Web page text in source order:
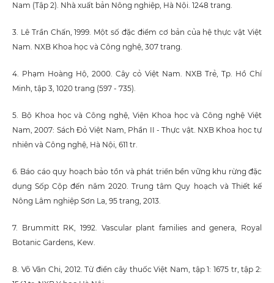
Nam (Tập 2). Nhà xuất bản Nông nghiệp, Hà Nội. 1248 trang.
3. Lê Trần Chấn, 1999. Một số đặc điểm cơ bản của hệ thực vật Việt
Nam. NXB Khoa học và Công nghệ, 307 trang.
4. Phạm Hoàng Hộ, 2000. Cây cỏ Việt Nam. NXB Trẻ, Tp. Hồ Chí
Minh, tập 3, 1020 trang (597 - 735).
5. Bộ Khoa học và Công nghệ, Viện Khoa học và Công nghệ Việt
Nam, 2007: Sách Đỏ Việt Nam, Phần II - Thực vật. NXB Khoa học tự
nhiên và Công nghệ, Hà Nội, 611 tr.
6. Báo cáo quy hoạch bảo tồn và phát triển bền vững khu rừng đặc
dụng Sốp Cộp đến năm 2020. Trung tâm Quy hoạch và Thiết kế
Nông Lâm nghiệp Sơn La, 95 trang, 2013.
7. Brummitt RK, 1992. Vascular plant families and genera, Royal
Botanic Gardens, Kew.
8. Võ Văn Chi, 2012. Từ điển cây thuốc Việt Nam, tập 1: 1675 tr, tập 2: